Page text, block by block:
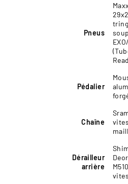
Pneus
Pédalier
Chaîne
Dérailleur
arrière